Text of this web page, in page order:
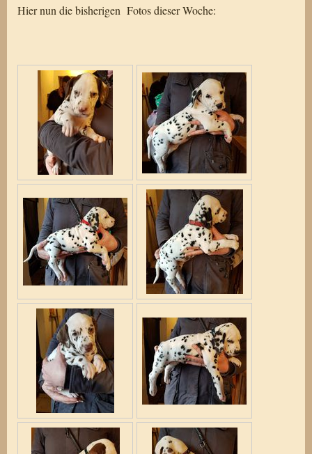
Hier nun die bisherigen Fotos dieser Woche: